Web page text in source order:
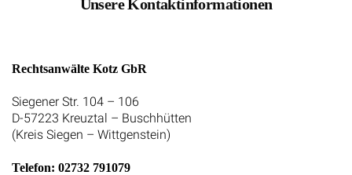
Unsere Kontaktinformationen
Rechtsanwälte Kotz GbR
Siegener Str. 104 – 106
D-57223 Kreuztal – Buschhütten
(Kreis Siegen – Wittgenstein)
Telefon: 02732 791079